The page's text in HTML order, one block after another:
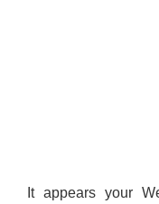
It appears your